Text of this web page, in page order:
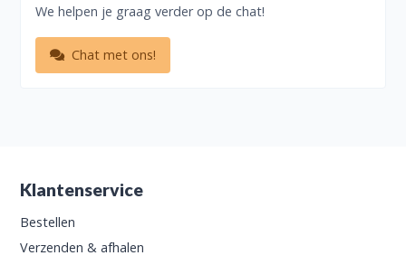
We helpen je graag verder op de chat!
Chat met ons!
Klantenservice
Bestellen
Verzenden & afhalen